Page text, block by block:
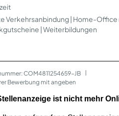
Verkehrsanbindung | Home-
| Weiterbildungen
COM4811254659-JB
Bewerbung mit angeben